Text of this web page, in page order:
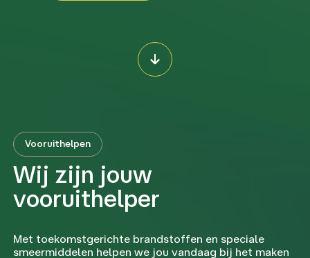
Vooruithelpen
Wij zijn jouw
vooruithelper
Met toekomstgerichte brandstoffen en speciale
smeermiddelen helpen we jou vandaag bij het maken